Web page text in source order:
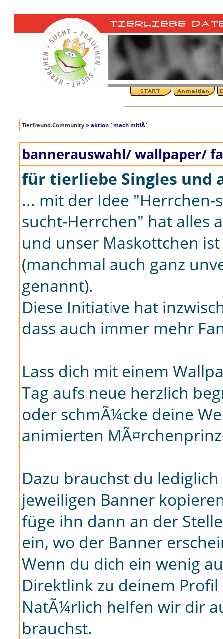
Tierfreund.Community » aktion `mach mit!Â´
bannerauswahl/ wallpaper/
für tierliebe Singles und
... mit der Idee "Herrchen-
sucht-Herrchen" hat alles
und unser Maskottchen
(manchmal auch ganz
genannt).
Diese Initiative hat
dass auch immer mehr
Lass dich mit einem
Tag aufs neue herzlich
oder schmÃ¼cke deine
animierten
Dazu brauchst du
jeweiligen Banner
füge ihn dann an der
ein, wo der Banner
Wenn du dich ein wenig
Direktlink zu deinem
NatÃ¼rlich helfen wir dir
brauchst.